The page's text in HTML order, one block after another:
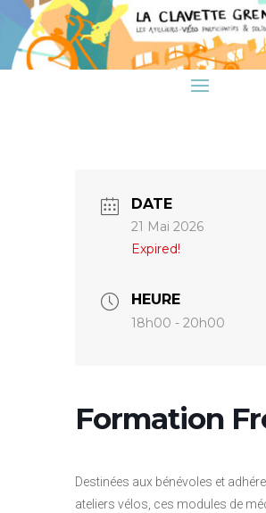
DATE
21 Mai 2026
Expired!
HEURE
18h00 - 20h00
Formation
Destinées aux bénévoles et
ateliers vélos, ces modules de